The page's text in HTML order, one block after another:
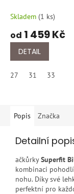
Skladem (1 ks)
od 1 459 Kč
DETAIL
27 31 33
Popis Značka
Detailní
ačkůrkySuperfit
kombinaci
nohu. Díky své
perfektní pro